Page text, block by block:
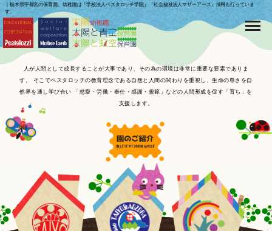
｜栃木県宇都宮の保育園、幼稚園は『学校法人ペスタロッチ学院』『社会福祉法人マザーアース』採用も行っていま
す。
人が人間として成長することが大事であり、その為の環境は非常に重要な要素でありま
す。
そこでペスタロッチの教育理念である自然と人間の関わりを重視し、生命の尊さを自
然界を通し学び合い 「慈愛・労働・奉仕・感謝・規範」などの人間形成を促す「育ち」を
支援します。